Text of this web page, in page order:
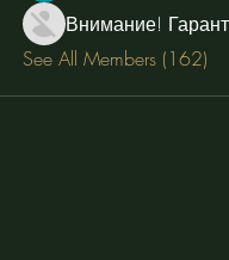
Внимание!
See All Members (162)